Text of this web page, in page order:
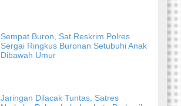
Sempat Buron, Sat Reskrim Polres
Sergai Ringkus Buronan Setubuhi Anak
Dibawah Umur
Jaringan Dilacak Tuntas, Satres